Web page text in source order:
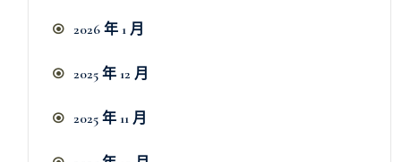
2026 年 1 月
2025 年 12 月
2025 年 11 月